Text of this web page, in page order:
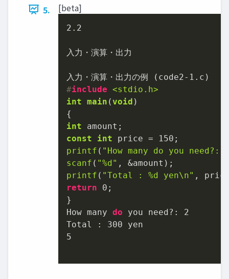
5. [beta]
2.2
入力・演算・出力
入力・演算・出力の例 (code2-1.
#include <stdio.h>
int main (void )
int
const
int price = 150
printf ( "How many do you need?:
scanf ( "%d"
printf ( "Total : %d yen\n"
return
0 ;
}
How many do you need?: 2
Total : 300
5